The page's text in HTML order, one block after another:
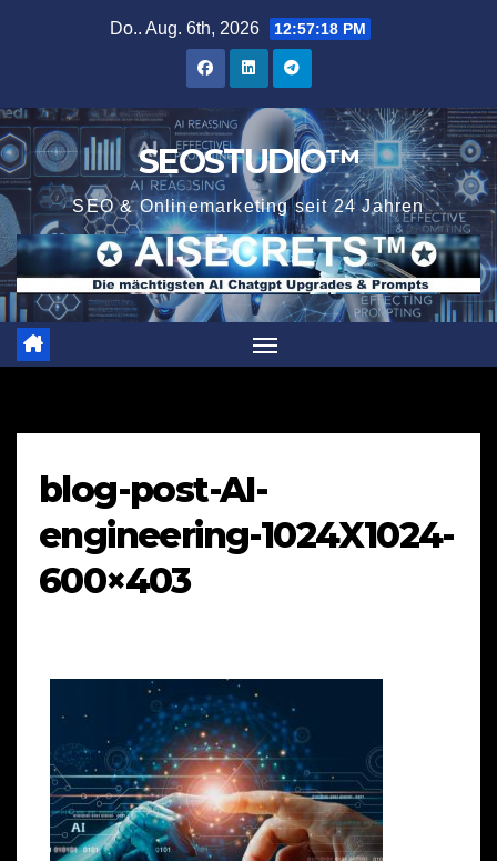
Do.. Aug. 6th, 2026 12:57:18 PM
SEOSTUDIO™
SEO & Onlinemarketing seit 24 Jahren
blog-post-AI-
engineering-1024X1024-
600×403